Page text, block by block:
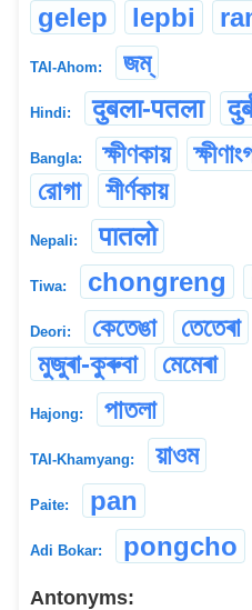
gelep
lepbi
TAI-Ahom: জম্
Hindi: दुबला-पतला
Bangla: ক্ষীণকায়
রোগা
শীর্ণকায়
Nepali: पातलो
Tiwa: chongreng
Deori: কেতেঙা তেতেৰা
মুজুৰা-কুৰুবা
মেমেৰা
Hajong: পাতলা
TAI-Khamyang: য়াওম
Paite: pan
Adi Bokar: pongcho
Antonyms: